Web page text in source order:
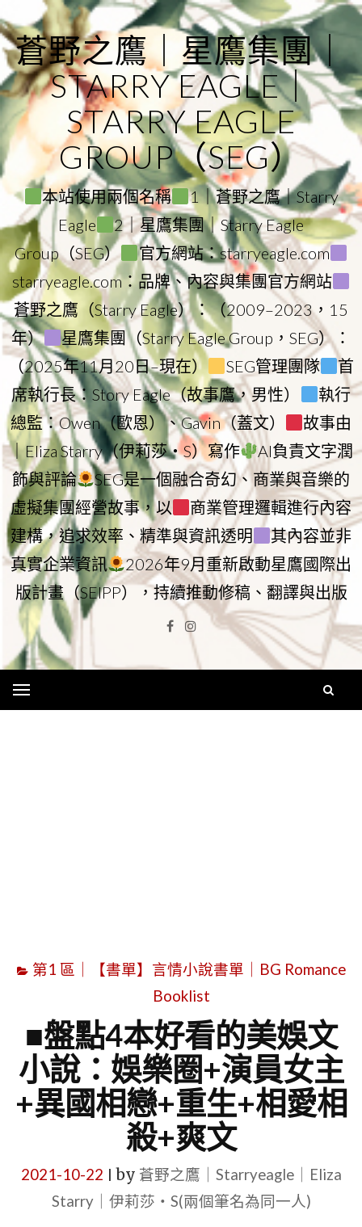
to
content
蒼野之鷹｜星鷹集團｜
STARRY EAGLE｜
STARRY EAGLE
GROUP（SEG）
本站使用兩個名稱
1｜蒼野之鷹｜Starry
Eagle
2｜星鷹集團｜Starry Eagle
Group（SEG）
官方網站：starryeagle.com
starryeagle.com：品牌、內容與集團官方網站
蒼野之鷹（Starry Eagle）：（2009–2023，15
年）
星鷹集團（Starry Eagle Group，SEG）：
（2025年11月20日–現在）
SEG管理團隊
首
席執行長：Story Eagle（故事鷹，男性）
執行
總監：Owen（歐恩）、Gavin（蓋文）
故事由
｜Eliza Starry（伊莉莎・S）寫作
AI負責文字潤
飾與評論
SEG是一個融合奇幻、商業與音樂的
虛擬集團經營故事，以
商業管理邏輯進行內容
建構，追求效率、精準與資訊透明
其內容並非
真實企業資訊
2026年9月重新啟動星鷹國際出
版計畫（SEIPP），持續推動修稿、翻譯與出版
Facebook
Instagram
第1 區｜【書單】言情小說書單｜BG Romance
Booklist
■盤點4本好看的美娛文
小說：娛樂圈+演員女主
+異國相戀+重生+相愛相
殺+爽文
2021-10-22 by 蒼野之鷹｜Starryeagle｜Eliza
Starry｜伊莉莎・S(兩個筆名為同一人)